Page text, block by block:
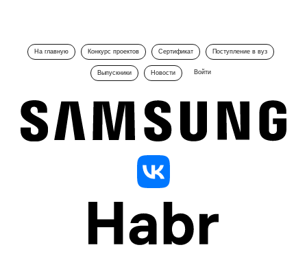
На главную Конкурс проектов Сертификат Поступление в вуз
Выпускники Новости Войти